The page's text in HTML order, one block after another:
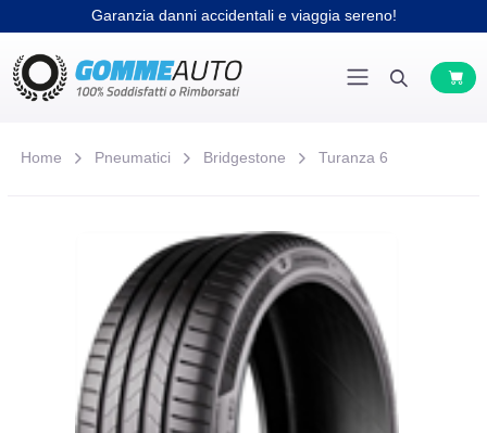
Garanzia danni accidentali e viaggia sereno!
Home Pneumatici Bridgestone Turanza 6